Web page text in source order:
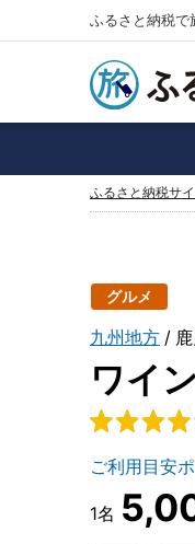
ふるさと納税
ふるさと納税サ
グルメ
九州地方
ワイ
ご利用目安